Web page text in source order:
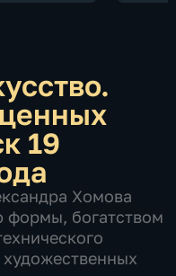
19
Хомова
формы, богатством